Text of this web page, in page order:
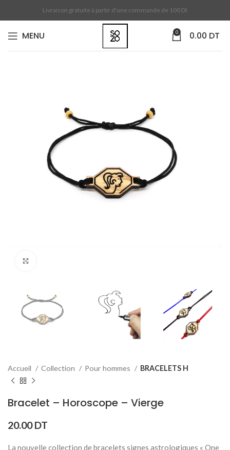
Livraison gratuite à partir d'une commande de 100 Dt
MENU 0 0.00 DT
Accueil Collection Pour hommes BRACELETS H
Bracelet – Horoscope – Vierge
20.00DT
La nouvelle collection de bracelets signes astrologiques « One